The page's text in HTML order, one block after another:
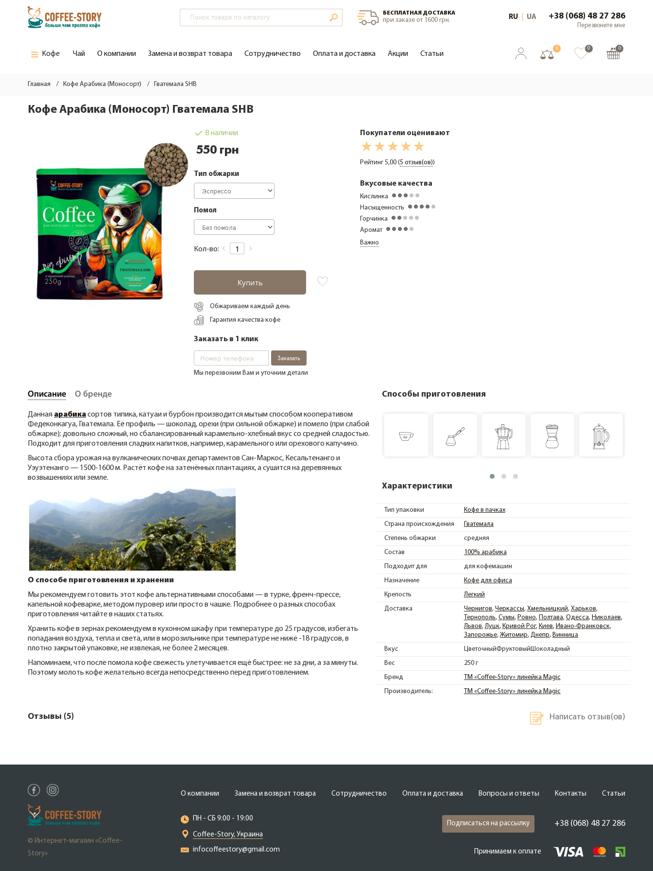
БЕСПЛАТНАЯ ДОСТАВКА
при заказе от 1600 грн. RU UA +38 (068) 48 27 286
Перезвоните мне
Кофе
Новый кофе/кофе от Шефа
Кофе элитные сорта
Кофе Арабика (Моносорт)
Кофе купаж (Арабики/Робусты)
Кофе Робуста
Кофе без кофеина
Кофе органический
Чай О компании Замена и возврат товара Сотрудничество Оплата и доставка Акции Статьи
0 0 0
Главная Кофе Арабика (Моносорт) Гватемала SHB
Кофе Арабика (Моносорт) Гватемала SHB
В наличии
550 грн
Тип обжарки
Помол
Кол-во:
Купить
Обжариваем каждый день
Гарантия качества кофе
Заказать в 1 клик
Заказать
Мы перезвоним Вам и уточним детали
Покупатели оценивают
Рейтинг 5,00 (5 отзыв(ов))
Вкусовые качества
Кислинка
Насыщенность
Горчинка
Аромат
Важно
Описание О бренде
Данная арабикасортов типика, катуаи и бурбон производится мытым способом кооперативом
Федеконкагуа, Гватемала. Её профиль — шоколад, орехи (при сильной обжарке) и помело (при слабой
обжарке); довольно сложный, но сбалансированный карамельно-хлебный вкус со средней сладостью.
Подходит для приготовления сладких напитков, например, карамельного или орехового капучино.
Высота сбора урожая на вулканических почвах департаментов Сан-Маркос, Кесальтенанго и
Уэуэтенанго — 1500-1600 м. Растёт кофе на затенённых плантациях, а сушится на деревянных
возвышениях или земле.
О способе приготовления и хранении
Мы рекомендуем готовить этот кофе альтернативными способами — в турке, френч-прессе,
капельной кофеварке, методом пуровер или просто в чашке. Подробнее о разных способах
приготовления читайте в наших статьях.
Хранить кофе в зернах рекомендуем в кухонном шкафу при температуре до 25 градусов, избегать
попадания воздуха, тепла и света, или в морозильнике при температуре не ниже -18 градусов, в
плотно закрытой упаковке, не извлекая, не более 2 месяцев.
Напоминаем, что после помола кофе свежесть улетучивается ещё быстрее: не за дни, а за минуты.
Поэтому молоть кофе желательно всегда непосредственно перед приготовлением.
Способы приготовления
Характеристики
Тип упаковки
Кофе в пачках
Страна происхождения
Гватемала
Степень обжарки
средняя
Состав
100% арабика
Подходит для
для кофемашин
Назначение
Кофе для офиса
Крепость
Легкий
Доставка
Чернигов Черкассы Хмельницкий Харьков
Тернополь Сумы Ровно Полтава Одесса Николаев
Львов Луцк Кривой Рог Киев Ивано-Франковск
Запорожье Житомир Днепр Винница
Вкус
ЦветочныйФруктовыйШоколадный
Вес
250 г
Бренд
ТМ «Coffee-Story» линейка Magic
Производитель:
ТМ «Coffee-Story» линейка Magic
Отзывы (5) Написать отзыв(ов)
© Интернет-магазин «Coffee-
Story»
О компании Замена и возврат товара Сотрудничество Оплата и доставка Вопросы и ответы Контакты Статьи
ПН - СБ 9:00 - 19:00
Coffee-Story, Украина
infocoffeestory@gmail.com
Подписаться на рассылку +38 (068) 48 27 286
Принимаем к оплате